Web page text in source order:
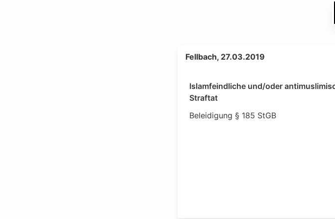
Fellbach, 27.03.2019
Islamfeindliche und/oder
Straftat
Beleidigung § 185 StGB